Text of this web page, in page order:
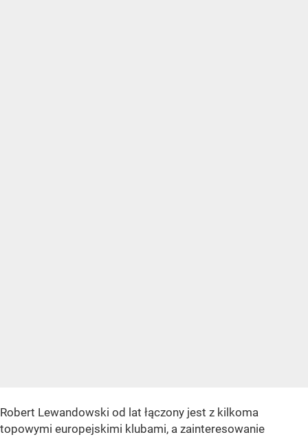
Robert Lewandowski od lat łączony jest z kilkoma
topowymi europejskimi klubami, a zainteresowanie